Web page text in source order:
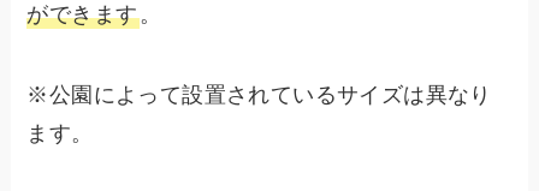
ができます。
※公園によって設置されているサイズは異なり
ます。